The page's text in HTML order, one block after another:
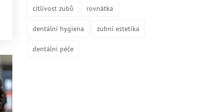
citlivost zubů rovnátka
dentální hygiena zubní estetika
dentální péče